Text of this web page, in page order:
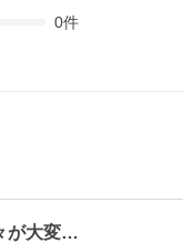
0件
が大変…